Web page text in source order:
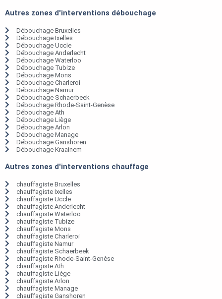
Autres zones d'interventions débouchage
Débouchage Bruxelles
Débouchage Ixelles
Débouchage Uccle
Débouchage Anderlecht
Débouchage Waterloo
Débouchage Tubize
Débouchage Mons
Débouchage Charleroi
Débouchage Namur
Débouchage Schaerbeek
Débouchage Rhode-Saint-Genèse
Débouchage Ath
Débouchage Liège
Débouchage Arlon
Débouchage Manage
Débouchage Ganshoren
Débouchage Kraainem
Autres zones d'interventions chauffage
chauffagiste Bruxelles
chauffagiste Ixelles
chauffagiste Uccle
chauffagiste Anderlecht
chauffagiste Waterloo
chauffagiste Tubize
chauffagiste Mons
chauffagiste Charleroi
chauffagiste Namur
chauffagiste Schaerbeek
chauffagiste Rhode-Saint-Genèse
chauffagiste Ath
chauffagiste Liège
chauffagiste Arlon
chauffagiste Manage
chauffagiste Ganshoren